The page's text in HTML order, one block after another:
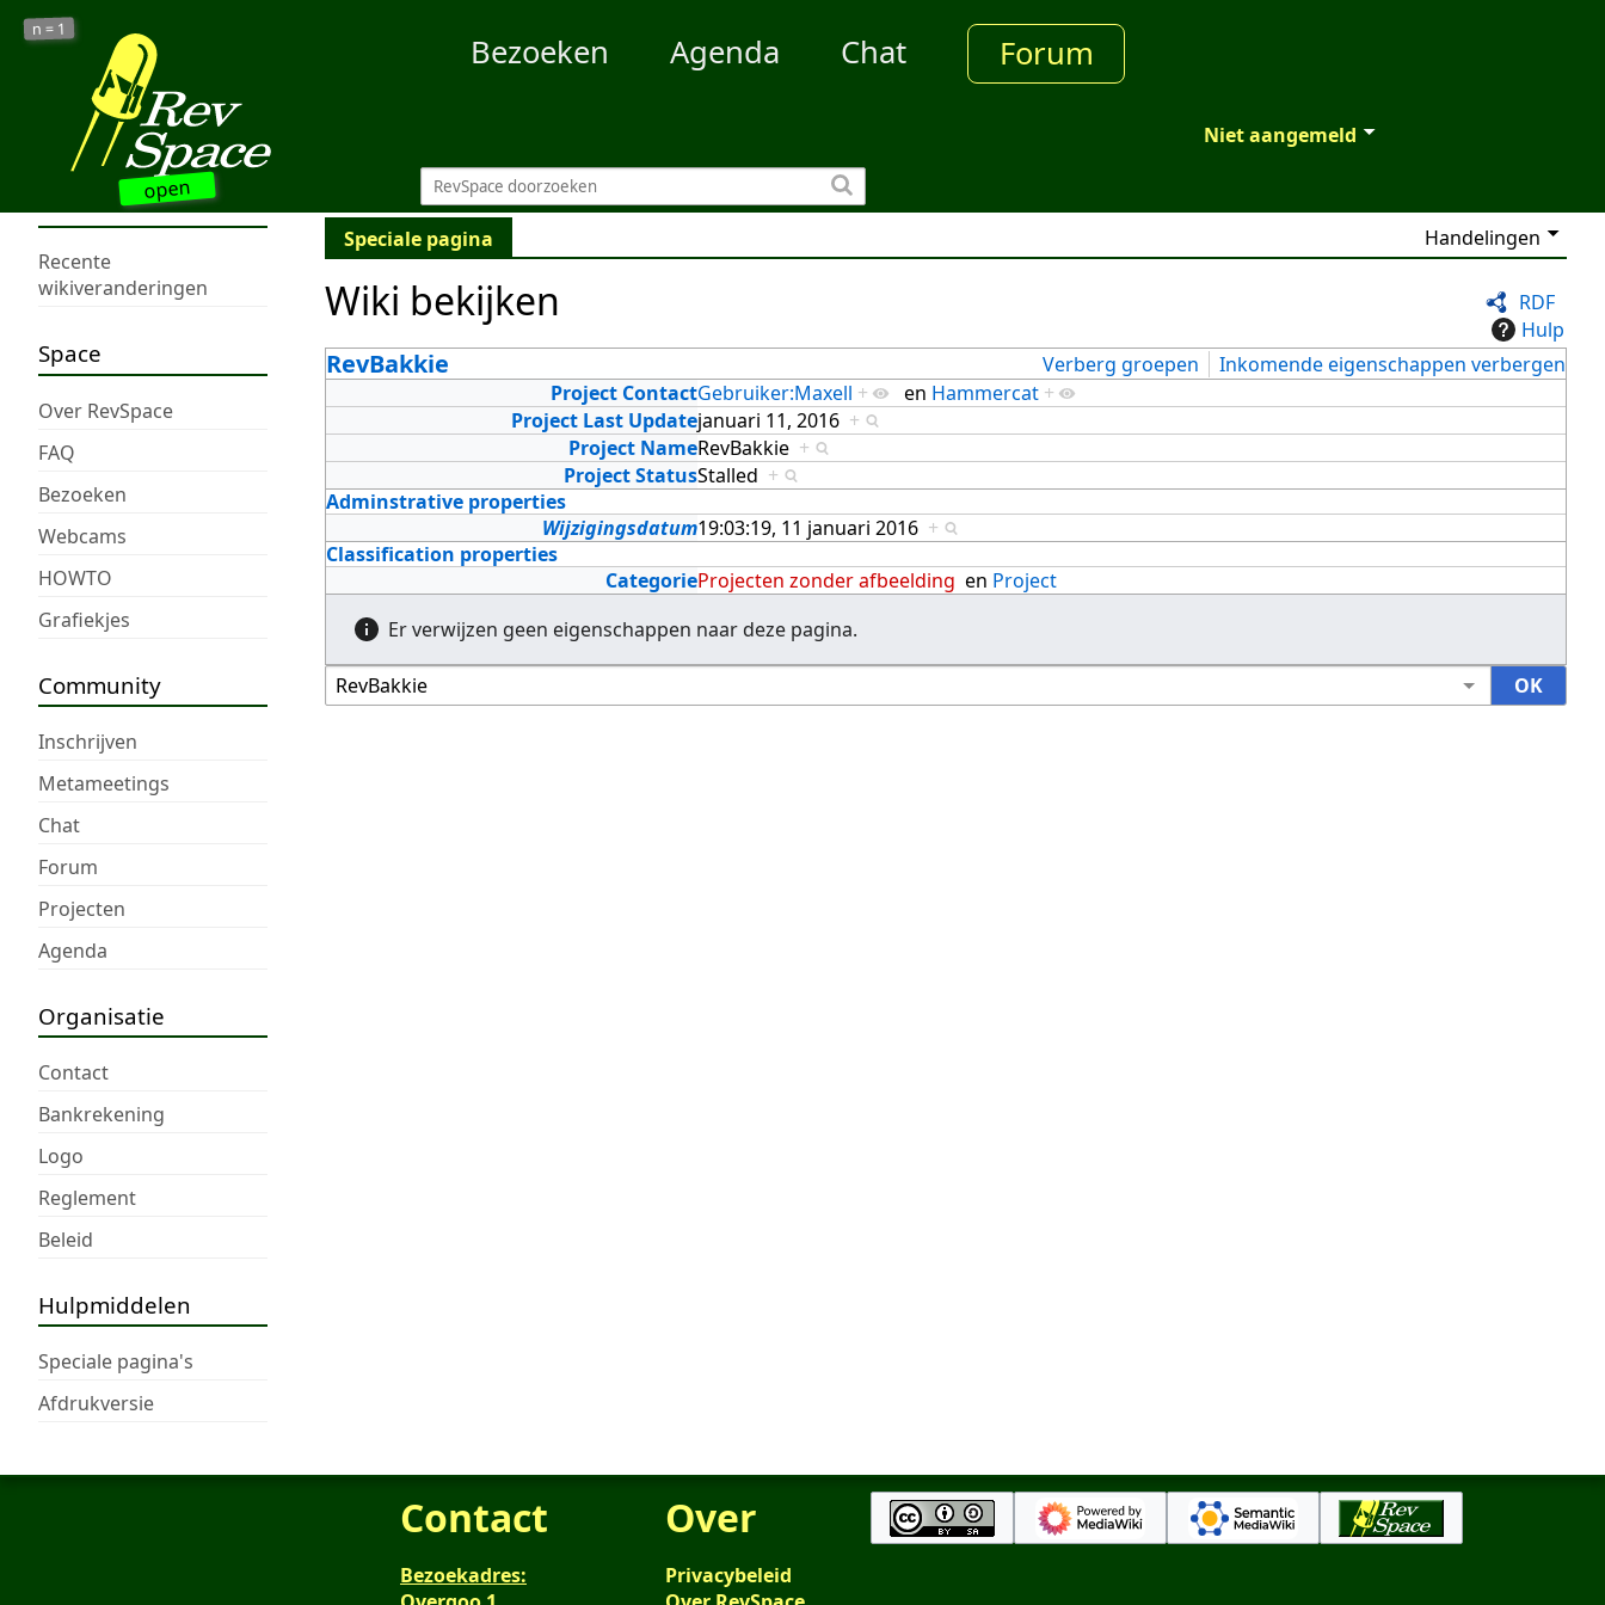
open
n = 1
Bezoeken Agenda Chat Forum
Niet aangemeld
Recente
wikiveranderingen
Space
Over RevSpace
FAQ
Bezoeken
Webcams
HOWTO
Grafiekjes
Community
Inschrijven
Metameetings
Chat
Forum
Projecten
Agenda
Organisatie
Contact
Bankrekening
Logo
Reglement
Beleid
Hulpmiddelen
Speciale pagina's
Afdrukversie
Speciale pagina Handelingen
RDF
Hulp
Wiki bekijken
RevBakkie Verberg groepen
Inkomende eigenschappen verbergen
Project ContactGebruiker:Maxell + en Hammercat +
Project Last Updatejanuari 11, 2016 +
Project NameRevBakkie +
Project StatusStalled +
Adminstrative properties
Wijzigingsdatum19:03:19, 11 januari 2016 +
Classification properties
CategorieProjecten zonder afbeelding en Project
Er verwijzen geen eigenschappen naar deze pagina.
Contact
Bezoekadres:
Over
Privacybeleid